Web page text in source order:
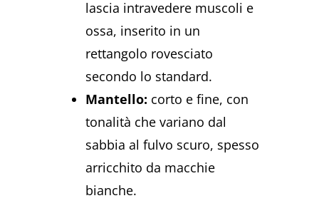
lascia intravedere muscoli e
ossa, inserito in un
rettangolo rovesciato
secondo lo standard.
Mantello: corto e fine, con
tonalità che variano dal
sabbia al fulvo scuro, spesso
arricchito da macchie
bianche.